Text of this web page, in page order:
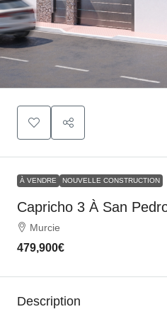
À VENDRE NOUVELLE CONSTRUCTION
Capricho 3 À San
Murcie
479,900€
Description